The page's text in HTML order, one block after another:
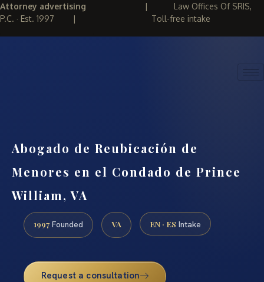
Attorney advertising | Law Offices Of SRIS,
P.C. · Est. 1997 | Toll-free intake
Abogado de Reubicación de
Menores en el Condado de Prince
William, VA
1997 Founded VA EN · ES Intake
Request a consultation